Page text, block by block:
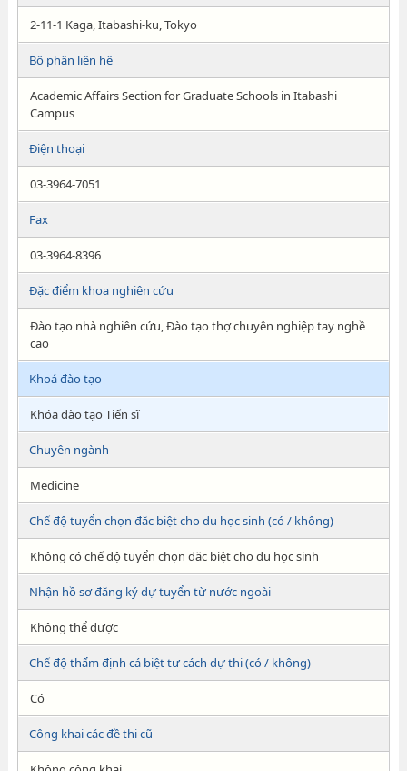
2-11-1 Kaga, Itabashi-ku, Tokyo
Bộ phận liên hệ
Academic Affairs Section for Graduate Schools in Itabashi
Campus
Điện thoại
03-3964-7051
Fax
03-3964-8396
Đặc điểm khoa nghiên cứu
Đào tạo nhà nghiên cứu, Đào tạo thợ chuyên nghiệp tay nghề
cao
Khoá đào tạo
Khóa đào tạo Tiến sĩ
Chuyên ngành
Medicine
Chế độ tuyển chọn đăc biệt cho du học sinh (có / không)
Không có chế độ tuyển chọn đăc biệt cho du học sinh
Nhận hồ sơ đăng ký dự tuyển từ nước ngoài
Không thể được
Chế độ thẩm định cá biệt tư cách dự thi (có / không)
Có
Công khai các đề thi cũ